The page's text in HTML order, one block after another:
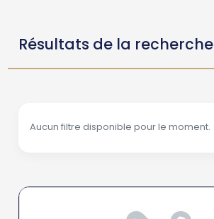
Résultats de la recherche
Aucun filtre disponible pour le moment.